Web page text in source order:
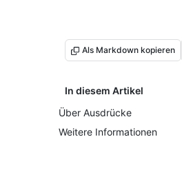
Als Markdown kopieren
In diesem Artikel
Über Ausdrücke
Weitere Informationen